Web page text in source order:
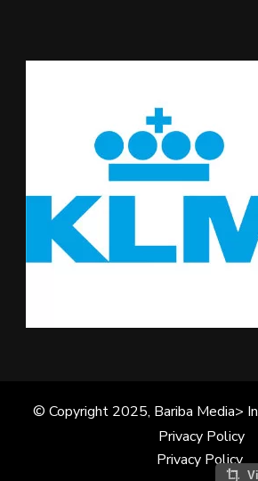
© Copyright 2025, Bariba Media>
Privacy Policy
Privacy Policy